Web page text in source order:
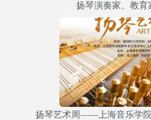
扬琴演奏家、教育
扬琴艺术周——上海音乐学